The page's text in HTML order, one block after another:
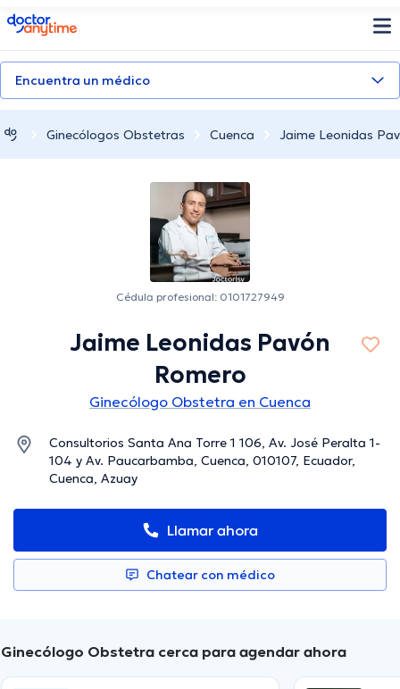
doctoranytime
Encuentra un médico
Ginecólogos Obstetras Cuenca Jaime Leonidas
Cédula profesional: 0101727949
Jaime Leonidas Pavón
Romero
Ginecólogo Obstetra en Cuenca
Consultorios Santa Ana Torre 1 106, Av. José Peralta 1-
104 y Av. Paucarbamba, Cuenca, 010107, Ecuador,
Cuenca, Azuay
Llamar ahora
Chatear con médico
Ginecólogo Obstetra cerca para agendar ahora